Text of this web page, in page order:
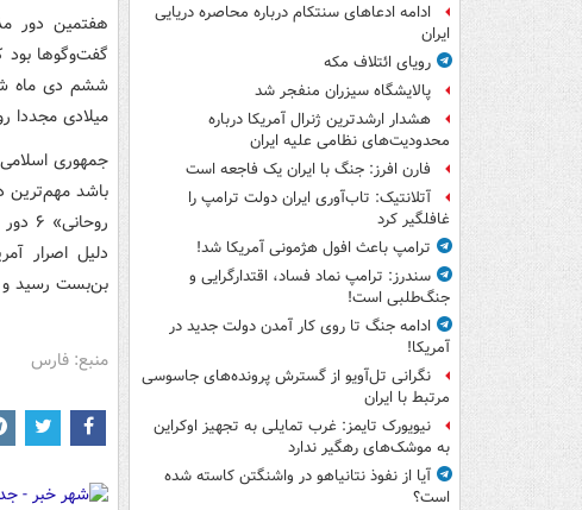
ادامه ادعاهای سنتکام درباره محاصره دریایی
ایران
رویای ائتلاف مکه
پالایشگاه سیزران منفجر شد
هشدار ارشدترین ژنرال آمریکا درباره
محدودیت‌های نظامی علیه ایران
فارن افرز: جنگ با ایران یک فاجعه است
آتلانتیک: تاب‌آوری ایران دولت ترامپ را
غافلگیر کرد
ترامپ باعث افول هژمونی آمریکا شد!
سندرز: ترامپ نماد فساد، اقتدارگرایی و
جنگ‌طلبی است!
ادامه جنگ تا روی کار آمدن دولت جدید در
آمریکا!
نگرانی تل‌آویو از گسترش پرونده‌های جاسوسی
مرتبط با ایران
نیویورک تایمز: غرب تمایلی به تجهیز اوکراین
به موشک‌های رهگیر ندارد
آیا از نفوذ نتانیاهو در واشنگتن کاسته شده
است؟
هفتمین دور
گفت‌وگوها بود
ششم دی ماه
میلادی مجددا روز دوشنبه ۱۳
جمهوری اسلامی
باشد مهم‌ترین
دلیل اصرار
بن‌بست رسید و
منبع: فارس